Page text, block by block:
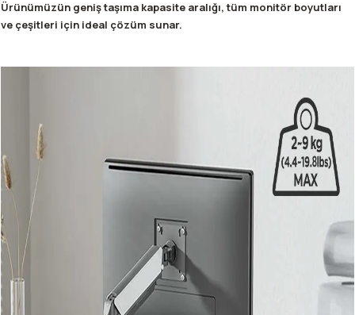
Ürünümüzün geniş taşıma kapasite aralığı, tüm monitör boyutları
ve çeşitleri için ideal çözüm sunar.